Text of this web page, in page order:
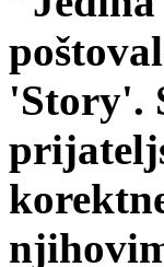
'Story'.